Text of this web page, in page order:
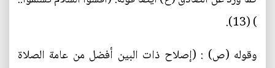
) (13).
وقوله (ص) : (إصلاح ذات البين أفضل من عامة الصلاة